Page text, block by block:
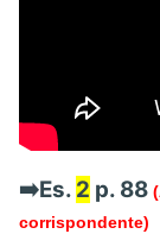
➡️Es. 2 p. 88
corrispondente)